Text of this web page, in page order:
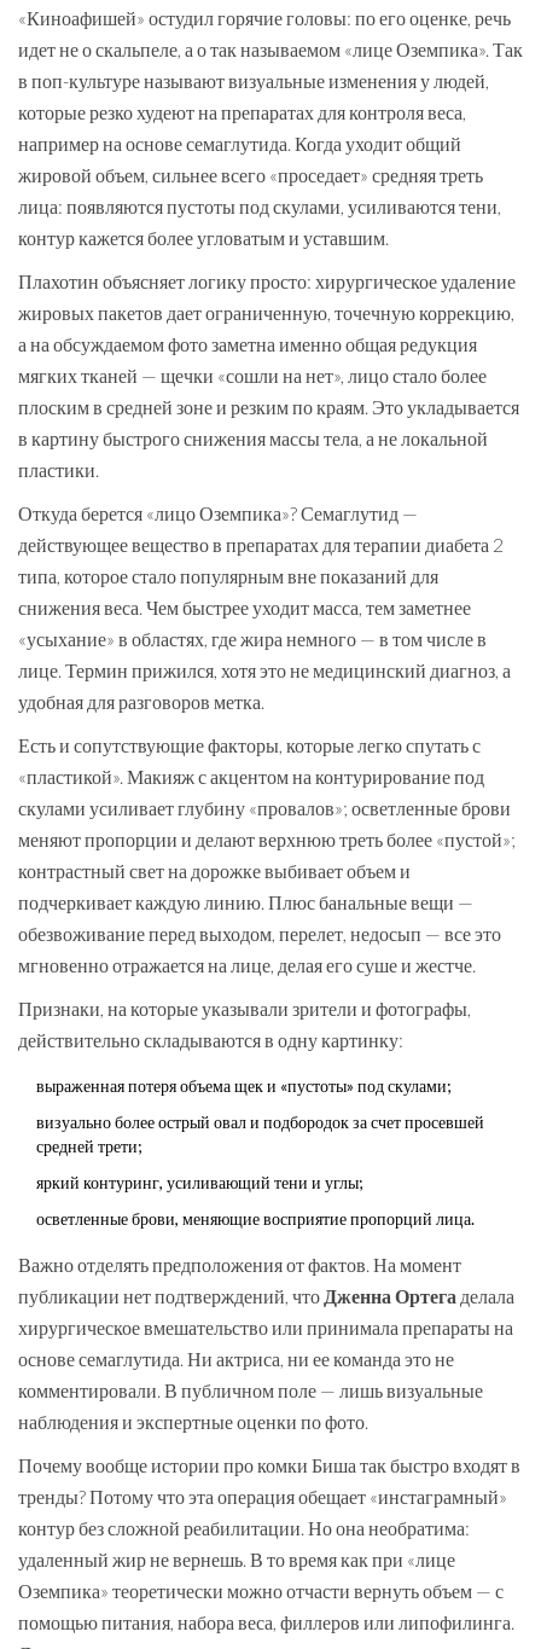
«Киноафишей» остудил горячие головы: по его оценке, речь
идет не о скальпеле, а о так называемом «лице Оземпика». Так
в поп-культуре называют визуальные изменения у людей,
которые резко худеют на препаратах для контроля веса,
например на основе семаглутида. Когда уходит общий
жировой объем, сильнее всего «проседает» средняя треть
лица: появляются пустоты под скулами, усиливаются тени,
контур кажется более угловатым и уставшим.
Плахотин объясняет логику просто: хирургическое удаление
жировых пакетов дает ограниченную, точечную коррекцию,
а на обсуждаемом фото заметна именно общая редукция
мягких тканей — щечки «сошли на нет», лицо стало более
плоским в средней зоне и резким по краям. Это укладывается
в картину быстрого снижения массы тела, а не локальной
пластики.
Откуда берется «лицо Оземпика»? Семаглутид —
действующее вещество в препаратах для терапии диабета 2
типа, которое стало популярным вне показаний для
снижения веса. Чем быстрее уходит масса, тем заметнее
«усыхание» в областях, где жира немного — в том числе в
лице. Термин прижился, хотя это не медицинский диагноз, а
удобная для разговоров метка.
Есть и сопутствующие факторы, которые легко спутать с
«пластикой». Макияж с акцентом на контурирование под
скулами усиливает глубину «провалов»; осветленные брови
меняют пропорции и делают верхнюю треть более «пустой»;
контрастный свет на дорожке выбивает объем и
подчеркивает каждую линию. Плюс банальные вещи —
обезвоживание перед выходом, перелет, недосып — все это
мгновенно отражается на лице, делая его суше и жестче.
Признаки, на которые указывали зрители и фотографы,
действительно складываются в одну картинку:
выраженная потеря объема щек и «пустоты» под скулами;
визуально более острый овал и подбородок за счет просевшей
средней трети;
яркий контуринг, усиливающий тени и углы;
осветленные брови, меняющие восприятие пропорций лица.
Важно отделять предположения от фактов. На момент
публикации нет подтверждений, что Дженна Ортега делала
хирургическое вмешательство или принимала препараты на
основе семаглутида. Ни актриса, ни ее команда это не
комментировали. В публичном поле — лишь визуальные
наблюдения и экспертные оценки по фото.
Почему вообще истории про комки Биша так быстро входят в
тренды? Потому что эта операция обещает «инстаграмный»
контур без сложной реабилитации. Но она необратима:
удаленный жир не вернешь. В то время как при «лице
Оземпика» теоретически можно отчасти вернуть объем — с
помощью питания, набора веса, филлеров или липофилинга.